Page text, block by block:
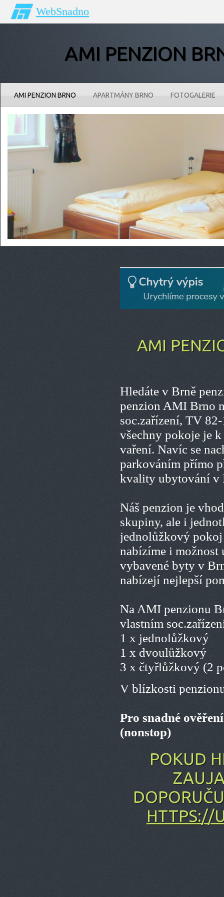
WebSnadno
AMI PENZION
AMI PENZION BRNO APARTMÁNY BRNO FOTOGALERIE
AMI
Hledáte v Brně
penzion AMI Brno
soc.zařízení, TV
všechny pokoje je
vaření. Navíc se
parkováním přímo
kvality ubytování v
Náš penzion je
skupiny, ale i
jednolůžkový
nabízíme i možnost
vybavené byty v
nabízejí nejlepší
Na AMI penzionu
vlastním
1 x jednolůžkový
1 x dvoulůžkový
3 x čtyřlůžkový (2
V blízkosti
Pro snadné
(nonstop)
POKUD
HTTPS://